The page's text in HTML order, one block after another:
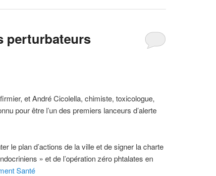
perturbateurs
et André Cicolella, chimiste, toxicologue,
pour être l’un des premiers lanceurs d’alerte
le plan d’actions de la ville et de signer la charte
» et de l’opération zéro phtalates en
Santé